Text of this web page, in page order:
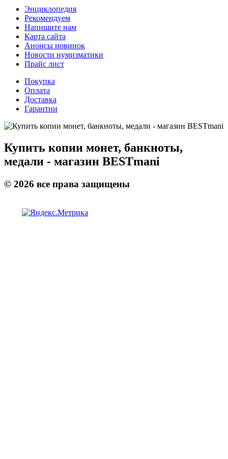
Энциклопедия
Рекомендуем
Напишите нам
Карта сайта
Анонсы новинок
Новости нумизматики
Прайс лист
Покупка
Оплата
Доставка
Гарантии
Купить копии монет, банкноты,
медали - магазин BESTmani
© 2026 все права защищены